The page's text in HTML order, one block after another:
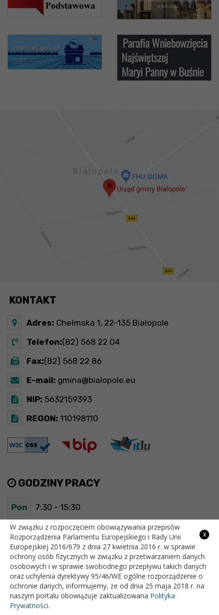
KONTAKT
Adres: Chełmska 1, 22-135 Białopole
Telefon:(82) 568 22 04
Fax:(82) 568 22 86
E-mail: gmina@bialopole.eu
NIP: 5632159393
REGON: 110198110
GODZINY PRACY
Pon 7:30 - 15:30
Wt 7:30 - 15:30
Śr 7:30 - 15:30
Czw 7:30 - 15:30
Pt 7:30 - 15:30
x
W związku z rozpoczęciem obowiązywania przepisów
Rozporządzenia Parlamentu Europejskiego i Rady Unii
Europejskiej 2016/679 z dnia 27 kwietnia 2016 r. w sprawie
ochrony osób fizycznych w związku z przetwarzaniem danych
osobowych i w sprawie swobodnego przepływu takich danych
oraz uchylenia dyrektywy 95/46/WE ogólne rozporządzenie o
ochronie danych, informujemy, że od dnia 25 maja 2018 r. na
naszym portalu obowiązuje zaktualizowana Polityka
Prywatności.